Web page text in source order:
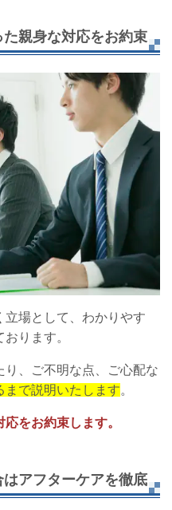
親身な対応をお約束
立場として、わかりやす
ります。
、ご不明な点、ご心配な
まで説明いたします。
をお約束します。
アフターケアを徹底